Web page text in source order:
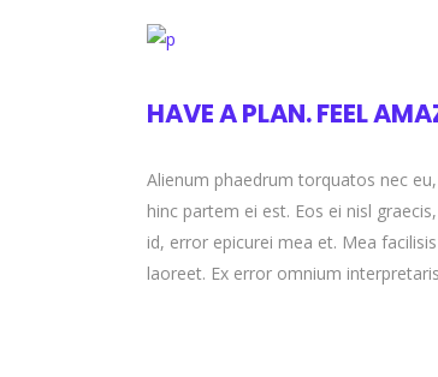
HAVE A PLAN. FEEL
Alienum phaedrum torquatos nec
hinc partem ei est. Eos ei nisl
id, error epicurei mea et. Mea
laoreet. Ex error omnium